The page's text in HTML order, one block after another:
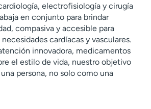
electrofisiología y cirugía
en conjunto para brindar
compasiva y accesible para
cardíacas y vasculares.
innovadora, medicamentos
el estilo de vida, nuestro objetivo
persona, no solo como una